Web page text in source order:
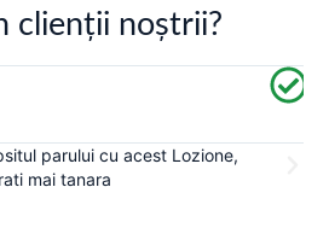
clienții noștrii?
parului cu acest Lozione,
mai tanara